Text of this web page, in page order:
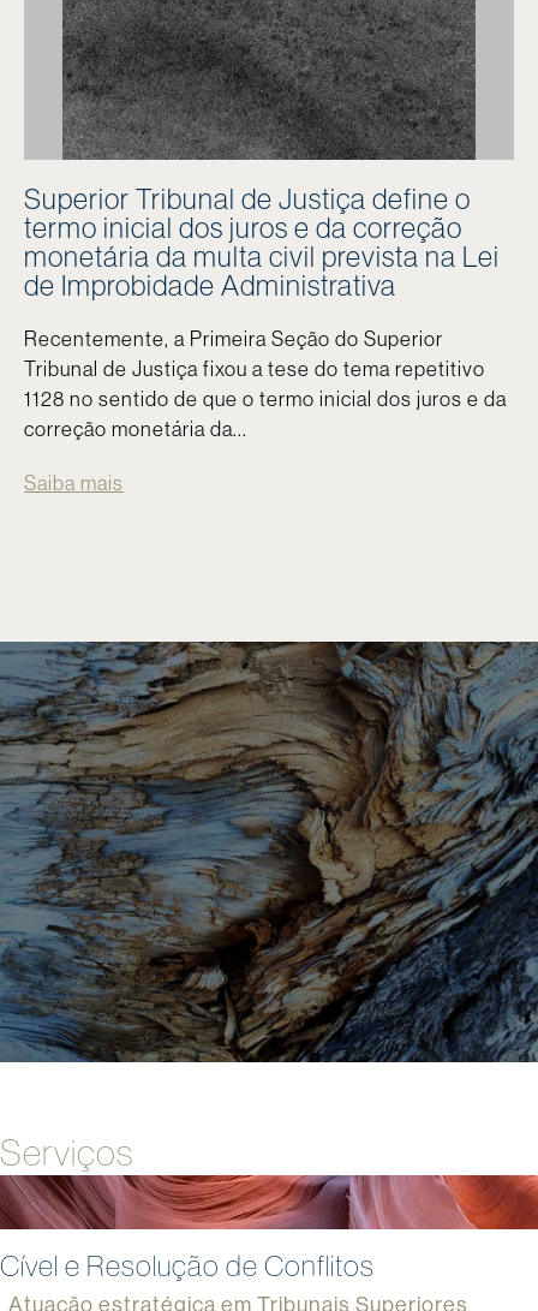
Superior Tribunal de Justiça define o
termo inicial dos juros e da correção
monetária da multa civil prevista na Lei
de Improbidade Administrativa
Recentemente, a Primeira Seção do Superior
Tribunal de Justiça fixou a tese do tema repetitivo
1128 no sentido de que o termo inicial dos juros e da
correção monetária da...
Saiba mais
Serviços
Cível e Resolução de Conflitos
Atuação estratégica em Tribunais Superiores